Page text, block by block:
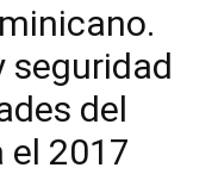
seguridad
del
el 2017